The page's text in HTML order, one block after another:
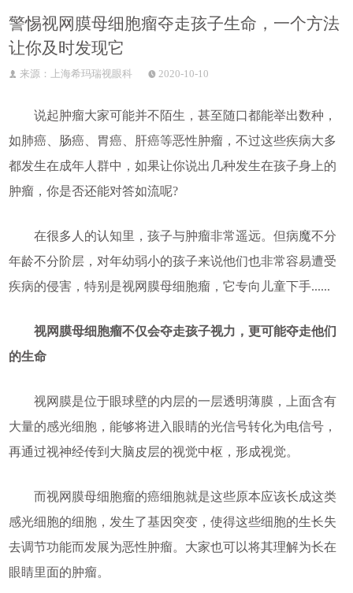
警惕视网膜母细胞瘤夺走孩子生命，一个方法
让你及时发现它
来源：上海希玛瑞视眼科 2020-10-10
说起肿瘤大家可能并不陌生，甚至随口都能举出数种，
如肺癌、肠癌、胃癌、肝癌等恶性肿瘤，不过这些疾病大多
都发生在成年人群中，如果让你说出几种发生在孩子身上的
肿瘤，你是否还能对答如流呢?
在很多人的认知里，孩子与肿瘤非常遥远。但病魔不分
年龄不分阶层，对年幼弱小的孩子来说他们也非常容易遭受
疾病的侵害，特别是视网膜母细胞瘤，它专向儿童下手......
视网膜母细胞瘤不仅会夺走孩子视力，更可能夺走他们
的生命
视网膜是位于眼球壁的内层的一层透明薄膜，上面含有
大量的感光细胞，能够将进入眼睛的光信号转化为电信号，
再通过视神经传到大脑皮层的视觉中枢，形成视觉。
而视网膜母细胞瘤的癌细胞就是这些原本应该长成这类
感光细胞的细胞，发生了基因突变，使得这些细胞的生长失
去调节功能而发展为恶性肿瘤。大家也可以将其理解为长在
眼睛里面的肿瘤。